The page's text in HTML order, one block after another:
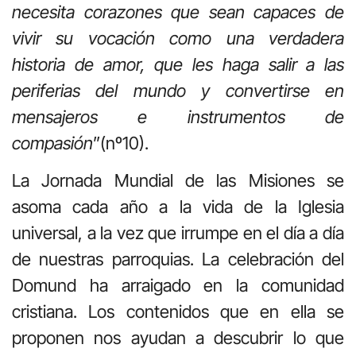
necesita corazones que sean capaces de
vivir su vocación como una verdadera
historia de amor, que les haga salir a las
periferias del mundo y convertirse en
mensajeros e instrumentos de
compasión”(nº10).
La Jornada Mundial de las Misiones se
asoma cada año a la vida de la Iglesia
universal, a la vez que irrumpe en el día a día
de nuestras parroquias. La celebración del
Domund ha arraigado en la comunidad
cristiana. Los contenidos que en ella se
proponen nos ayudan a descubrir lo que